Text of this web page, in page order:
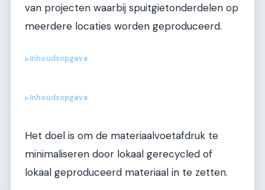
van projecten waarbij spuitgietonderdelen op
meerdere locaties worden geproduceerd.
▶Inhoudsopgave
▶Inhoudsopgave
Het doel is om de materiaalvoetafdruk te
minimaliseren door lokaal gerecycled of
lokaal geproduceerd materiaal in te zetten.